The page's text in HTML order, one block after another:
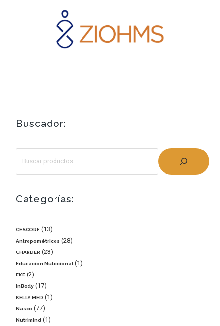
Buscador:
Categorías:
CESCORF 13
Antropométricos 28
CHARDER 23
Educacion Nutricional 1
EKF 2
InBody 17
KELLY MED 1
Nasco 77
Nutrimind 1